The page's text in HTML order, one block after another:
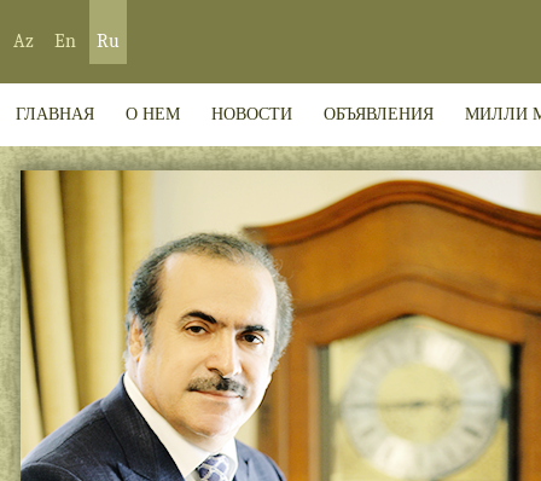
Az En Ru
ГЛАВНАЯ О НЕМ НОВОСТИ ОБЪЯВЛЕНИЯ МИЛЛИ